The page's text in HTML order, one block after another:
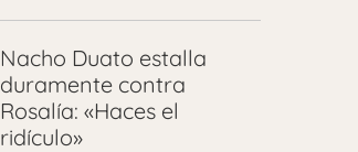
Nacho Duato estalla
duramente contra
Rosalía: «Haces el
ridículo»